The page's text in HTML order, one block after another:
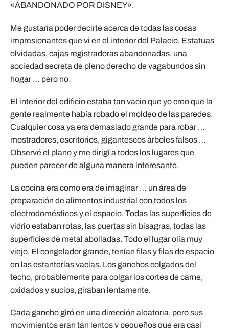
«ABANDONADO POR DISNEY».
Me gustaría poder decirte acerca de todas las cosas
impresionantes que vi en el interior del Palacio. Estatuas
olvidadas, cajas registradoras abandonadas, una
sociedad secreta de pleno derecho de vagabundos sin
hogar … pero no.
El interior del edificio estaba tan vacio que yo creo que la
gente realmente había robado el moldeo de las paredes.
Cualquier cosa ya era demasiado grande para robar …
mostradores, escritorios, gigantescos árboles falsos …
Observé el plano y me dirigí a todos los lugares que
pueden parecer de alguna manera interesante.
La cocina era como era de imaginar … un área de
preparación de alimentos industrial con todos los
electrodomésticos y el espacio. Todas las superficies de
vidrio estaban rotas, las puertas sin bisagras, todas las
superficies de metal abolladas. Todo el lugar olía muy
viejo. El congelador grande, tenían filas y filas de espacio
en las estanterías vacías. Los ganchos colgados del
techo, probablemente para colgar los cortes de carne,
oxidados y sucios, giraban lentamente.
Cada gancho giró en una dirección aleatoria, pero sus
movimientos eran tan lentos y pequeños que era casi